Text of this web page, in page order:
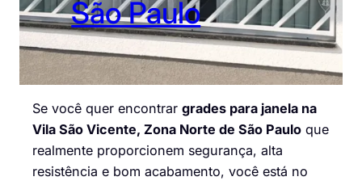
São Paulo
Se você quer encontrar grades para janela na
Vila São Vicente, Zona Norte de São Paulo que
realmente proporcionem segurança, alta
resistência e bom acabamento, você está no